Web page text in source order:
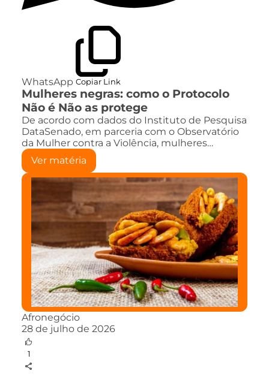
WhatsApp Copiar Link
Mulheres negras: como o Protocolo
Não é Não as protege
De acordo com dados do Instituto de Pesquisa
DataSenado, em parceria com o Observatório
da Mulher contra a Violência, mulheres…
Ver matéria
Afronegócio
28 de julho de 2026
1